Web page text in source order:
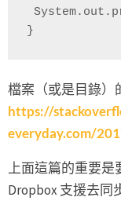
}
檔案（或是目錄）
https://
everyday.com/
上面這篇的重要是
Dropbox 支援去同